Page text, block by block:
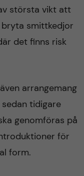
d
största vikt att
smittkedjor
det finns risk
arrangemang
tidigare
genomföras på
för
form.